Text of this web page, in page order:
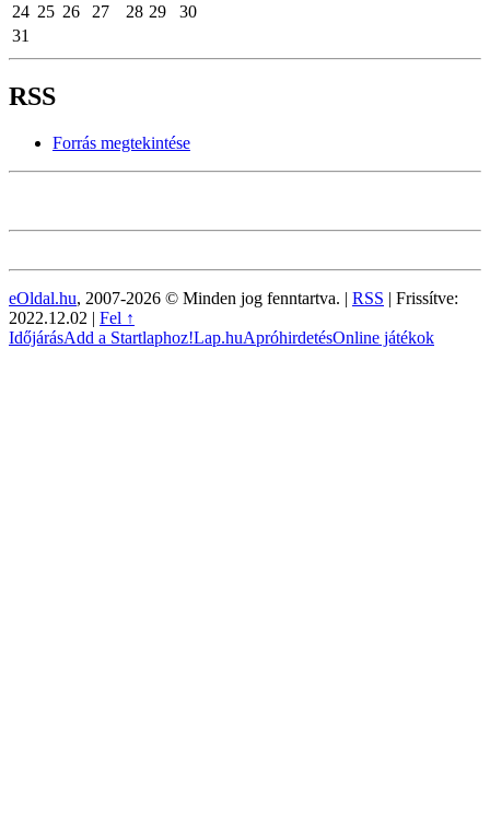
24 25 26 27 28 29
30
31
RSS
Forrás megtekintése
eOldal.hu, 2007-2026 © Minden jog fenntartva. | RSS | Frissítve:
2022.12.02 | Fel ↑
IdőjárásAdd a Startlaphoz!Lap.huApróhirdetésOnline játékok